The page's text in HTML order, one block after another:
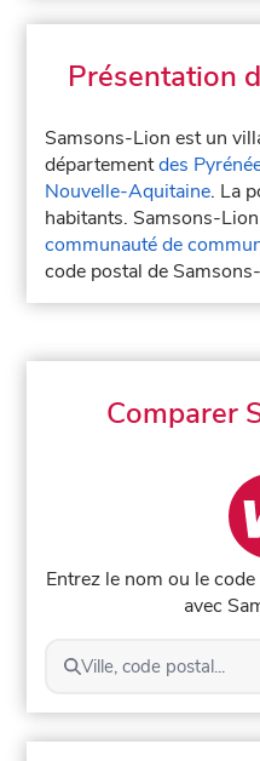
Présentation
Samsons-Lion est un
départementdes
Nouvelle-Aquitaine. La
habitants. Samsons-
communauté de
code postal de
Comparer
Entrez le nom ou le
avec
Ville, code postal...